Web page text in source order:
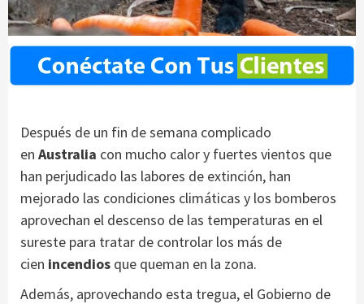
Después de un fin de semana complicado
en Australia con mucho calor y fuertes vientos que
han perjudicado las labores de extinción, han
mejorado las condiciones climáticas y los bomberos
aprovechan el descenso de las temperaturas en el
sureste para tratar de controlar los más de
cien incendios que queman en la zona.
Además, aprovechando esta tregua, el Gobierno de